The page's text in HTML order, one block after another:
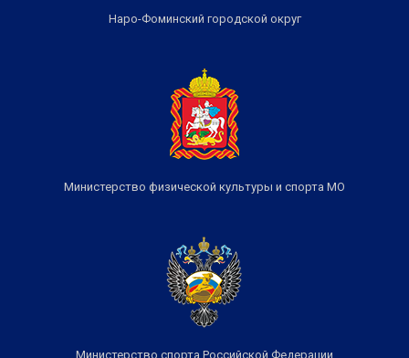
Наро-Фоминский городской округ
Министерство физической культуры и спорта МО
Министерство спорта Российской Федерации